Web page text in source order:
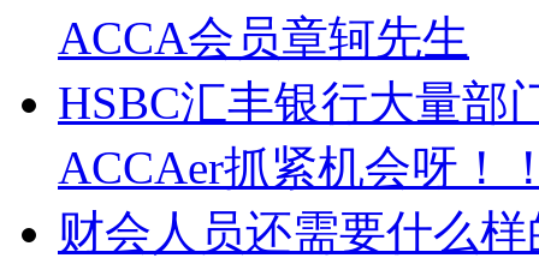
ACCA会员章轲先生
HSBC汇丰银行大量部
ACCAer抓紧机会呀！
财会人员还需要什么